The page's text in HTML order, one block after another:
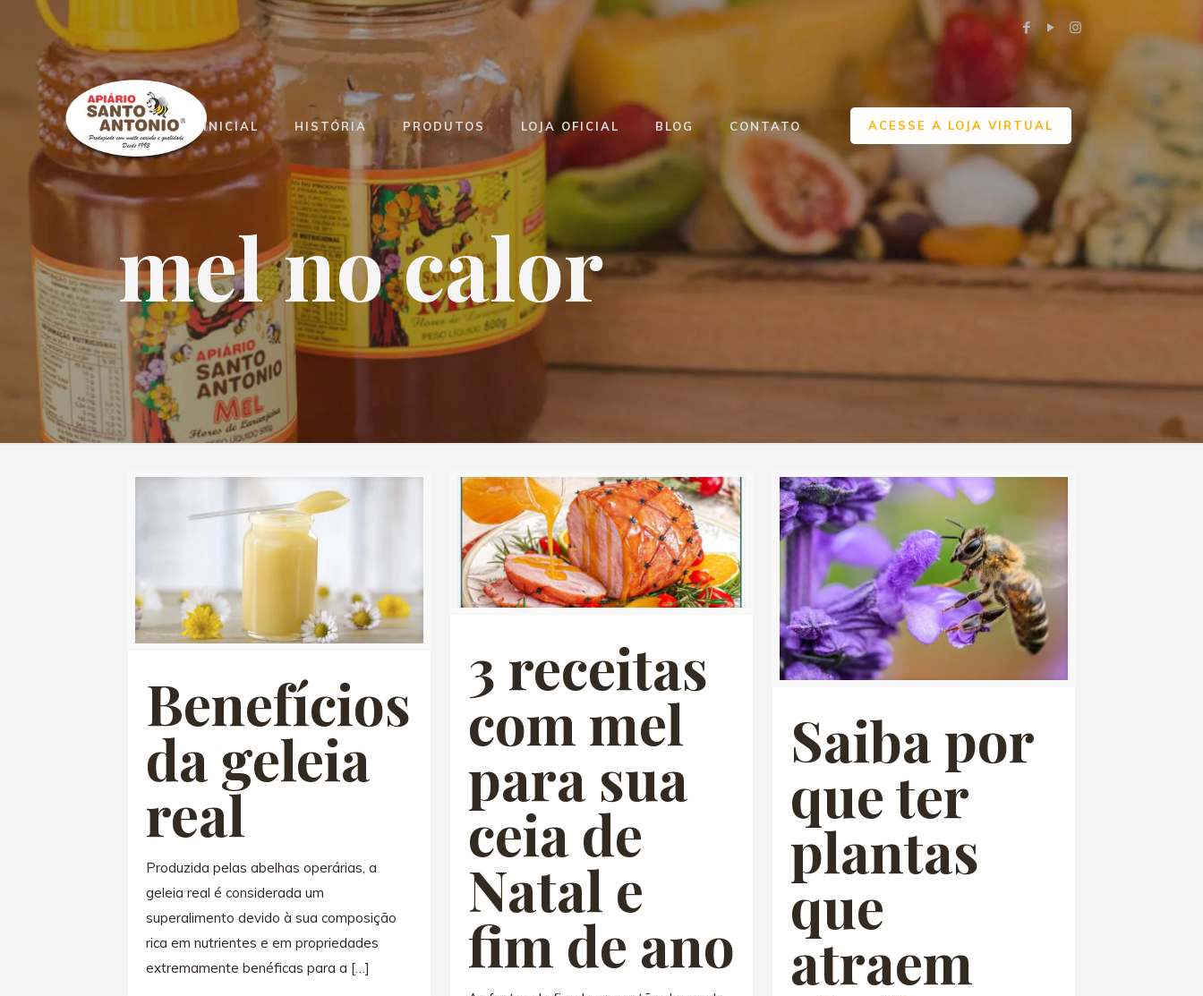
INICIAL HISTÓRIA PRODUTOS LOJA OFICIAL BLOG CONTATO ACESSE A LOJA VIRTUAL
mel no calor
Benefícios
da geleia
real
Produzida pelas abelhas operárias, a
geleia real é considerada um
superalimento devido à sua composição
rica em nutrientes e em propriedades
extremamente benéficas para a […]
3 receitas
com mel
para sua
ceia de
Natal e
fim de ano
Saiba por
que ter
plantas
que
atraem